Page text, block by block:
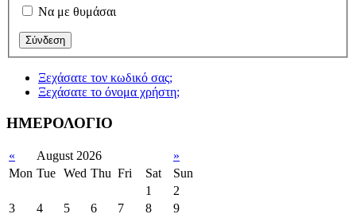
Να με θυμάσαι
Ξεχάσατε τον κωδικό σας;
Ξεχάσατε το όνομα χρήστη;
ΗΜΕΡΟΛΟΓΙΟ
« August 2026
»
Mon Tue Wed Thu Fri Sat
Sun
1
2
3
4 5 6 7 8
9